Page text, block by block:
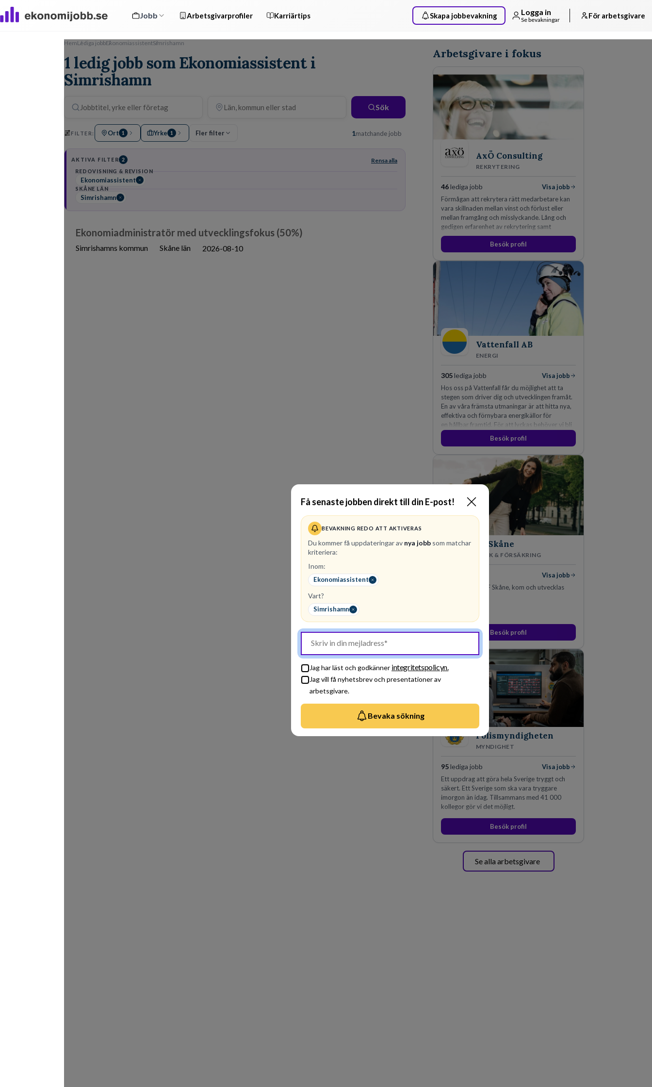
Jobb Arbetsgivarprofiler Karriärtips Skapa jobbevakning Logga in
Se bevakningar För arbetsgivare
Få senaste jobben direkt till din E-post!
BEVAKNING REDO ATT AKTIVERAS
Du kommer få uppdateringar av nya jobb som matchar
kriteriera:
Inom:
Ekonomiassistent
Vart?
Simrishamn
Jag har läst och godkänner integritetspolicyn.
Jag vill få nyhetsbrev och presentationer av
arbetsgivare.
Bevaka sökning
HemLediga jobbEkonomiassistentSimrishamn
1 ledig jobb som Ekonomiassistent i
Simrishamn
Sök
FILTER: Ort 1 Yrke 1 Fler filter 1matchande jobb
AKTIVA FILTER 2 Rensa alla
REDOVISNING & REVISION
Ekonomiassistent
SKÅNE LÄN
Simrishamn
Ekonomiadministratör med utvecklingsfokus (50%)
Simrishamns kommun Skåne län 2026-08-10
Arbetsgivare i fokus
AxÖ Consulting
REKRYTERING
46lediga jobb
Visa jobb
Förmågan att rekrytera rätt medarbetare kan
vara skillnaden mellan vinst och förlust eller
mellan framgång och misslyckande. Lång och
gedigen erfarenhet av rekrytering samt
konsultverksamhet har lärt oss just det.
Besök profil
Vattenfall AB
ENERGI
305lediga jobb
Visa jobb
Hos oss på Vattenfall får du möjlighet att ta
stegen som driver dig och utvecklingen framåt.
En av våra främsta utmaningar är att hitta nya,
effektiva och förnybara energikällor för
en hållbar framtid. För att lyckas behöver vi bli
fler medarbetare som vill göra skillnad.
Besök profil
LF Skåne
BANK & FÖRSÄKRING
Visa jobb
Välkommen till LF Skåne, kom och utvecklas
Besök profil
Polismyndigheten
MYNDIGHET
95 lediga jobb
Visa jobb
Ett uppdrag att göra hela Sverige tryggt och
säkert. Ett Sverige som ska vara tryggare
imorgon än idag. Tillsammans med 41 000
kollegor gör vi det möjligt.
Besök profil
Se alla arbetsgivare